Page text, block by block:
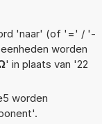
'naar' (of '=' / '-
worden
' in plaats van '22
worden